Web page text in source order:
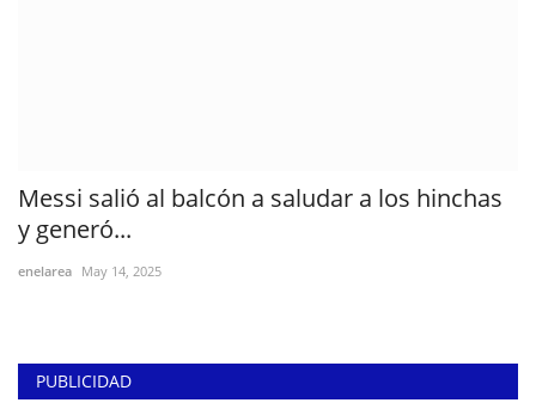
Messi salió al balcón a saludar a los hinchas
y generó...
enelarea May 14, 2025
PUBLICIDAD